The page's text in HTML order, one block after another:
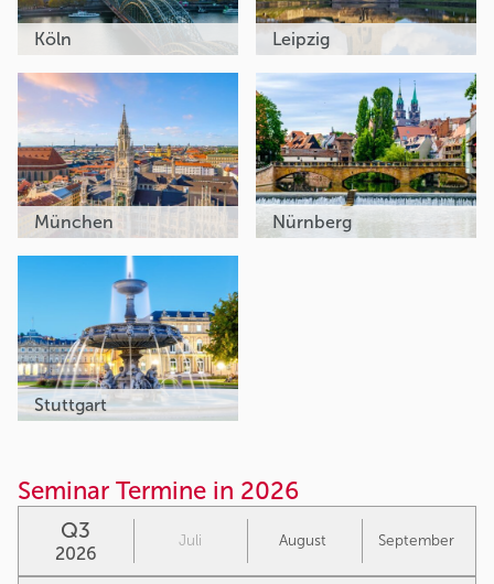
Köln Leipzig
München Nürnberg
Stuttgart
Seminar Termine in 2026
Q3
2026
Juli August September